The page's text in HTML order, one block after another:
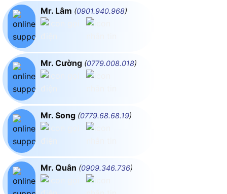
Mr. Lâm (0901.940.968)
Mr. Cường (0779.008.018)
Mr. Song (0779.68.68.19)
Mr. Quân (0909.346.736)